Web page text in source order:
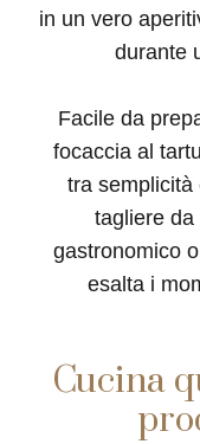
in un vero
durante
Facile da
focaccia al
tra semplicità
tagliere da
gastronomico
esalta i
Cucina